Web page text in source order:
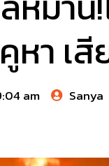
า เสี
am Sanya